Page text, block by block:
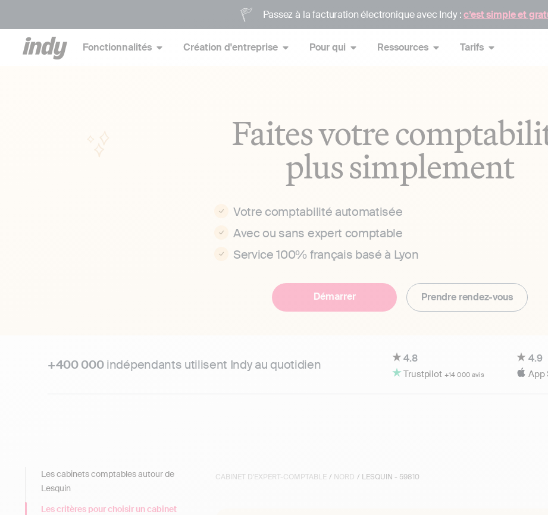
Passez à la facturation électronique avec Indy :c’est simple et
Fonctionnalités Création d'entreprise Pour qui Ressources Tarifs
Faites votre
plus simplement
Votre comptabilité automatisée
Avec ou sans expert comptable
Service 100% français basé à Lyon
Démarrer Prendre rendez-vous
+400 000indépendants utilisent Indy au quotidien 4.8
Trustpilot +14 000 avis
4.9
App
CABINET D'EXPERT-COMPTABLE / NORD / LESQUIN - 59810
Les cabinets comptables autour de
Lesquin
Les critères pour choisir un cabinet